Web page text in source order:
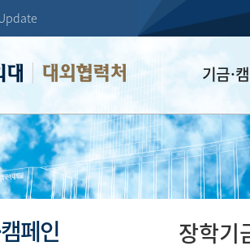
대외협력처 기금·
학교발전기
장학기금
선배드림 장
페인 장학기